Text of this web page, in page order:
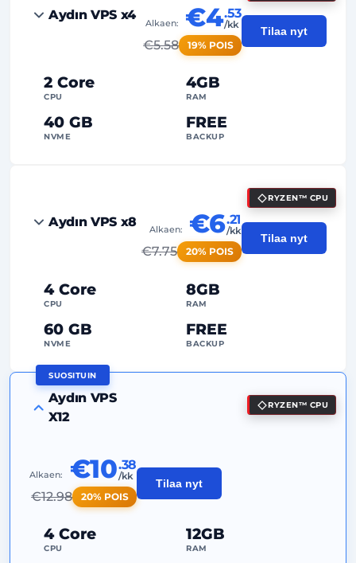
Aydın VPS x4
2 Core
CPU
4GB
RAM
40 GB
NVME
FREE
BACKUP
Alkaen: €4.53
/kk
€5.58 19% POIS
Tilaa nyt
Reilu käyttö
Liikenne
Varmuuskopiopisteet
24/7Asiantuntijatuki
Omistettu
Aydın VPS x8
RYZEN™ CPU
4 Core
CPU
8GB
RAM
60 GB
NVME
FREE
BACKUP
Alkaen: €6.21
/kk
€7.75 20% POIS
Tilaa nyt
FREE Anti-DDoS
99%
2Varmuuskopiopisteet
24/7 Asiantuntijatuki
Omistettu
SUOSITUIN
Aydın VPS
X12
RYZEN™ CPU
4 Core
CPU
12GB
RAM
Alkaen: €10.38
/kk
€12.98 20% POIS
Tilaa nyt